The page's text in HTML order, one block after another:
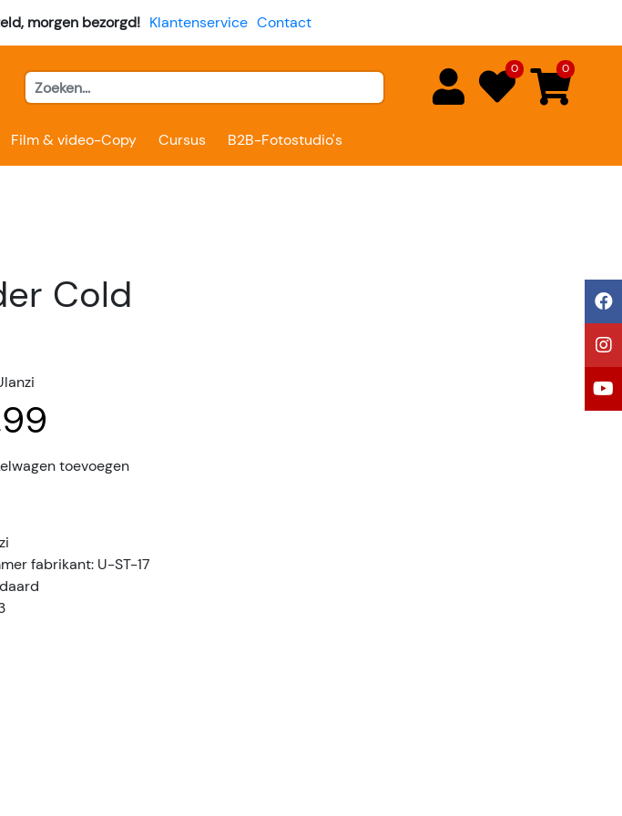
morgen bezorgd! Klantenservice Contact
0 0
Film & video-Copy Cursus B2B-Fotostudio's
Cold
toevoegen
fabrikant: U-ST-17